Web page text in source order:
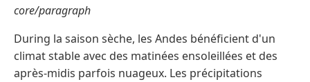
core/paragraph
During la saison sèche, les Andes bénéficient d'un
climat stable avec des matinées ensoleillées et des
après-midis parfois nuageux. Les précipitations